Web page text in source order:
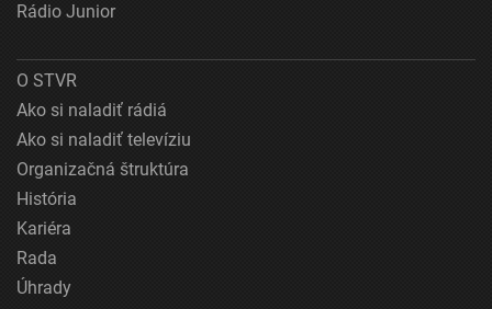
Rádio Junior
O STVR
Ako si naladiť rádiá
Ako si naladiť televíziu
Organizačná štruktúra
História
Kariéra
Rada
Úhrady